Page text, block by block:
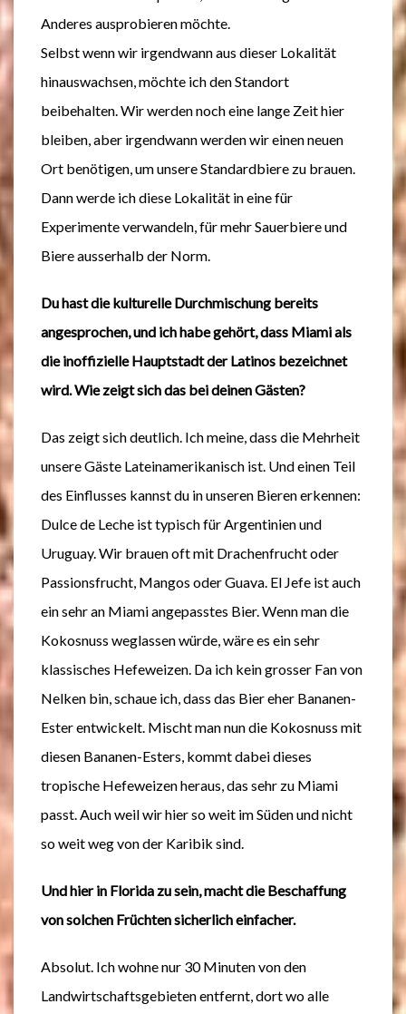
Anderes ausprobieren möchte.
Selbst wenn wir irgendwann aus dieser Lokalität
hinauswachsen, möchte ich den Standort
beibehalten. Wir werden noch eine lange Zeit hier
bleiben, aber irgendwann werden wir einen neuen
Ort benötigen, um unsere Standardbiere zu brauen.
Dann werde ich diese Lokalität in eine für
Experimente verwandeln, für mehr Sauerbiere und
Biere ausserhalb der Norm.
Du hast die kulturelle Durchmischung bereits
angesprochen, und ich habe gehört, dass Miami als
die inoffizielle Hauptstadt der Latinos bezeichnet
wird. Wie zeigt sich das bei deinen Gästen?
Das zeigt sich deutlich. Ich meine, dass die Mehrheit
unsere Gäste Lateinamerikanisch ist. Und einen Teil
des Einflusses kannst du in unseren Bieren erkennen:
Dulce de Leche ist typisch für Argentinien und
Uruguay. Wir brauen oft mit Drachenfrucht oder
Passionsfrucht, Mangos oder Guava. El Jefe ist auch
ein sehr an Miami angepasstes Bier. Wenn man die
Kokosnuss weglassen würde, wäre es ein sehr
klassisches Hefeweizen. Da ich kein grosser Fan von
Nelken bin, schaue ich, dass das Bier eher Bananen-
Ester entwickelt. Mischt man nun die Kokosnuss mit
diesen Bananen-Esters, kommt dabei dieses
tropische Hefeweizen heraus, das sehr zu Miami
passt. Auch weil wir hier so weit im Süden und nicht
so weit weg von der Karibik sind.
Und hier in Florida zu sein, macht die Beschaffung
von solchen Früchten sicherlich einfacher.
Absolut. Ich wohne nur 30 Minuten von den
Landwirtschaftsgebieten entfernt, dort wo alle